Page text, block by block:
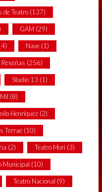
de Teatro(137)
GAM (29)
Nave(1)
Reseñas (256)
Studio 13 (1)
(8)
Henríquez(2)
Terrae(10)
(2) Teatro Mori (3)
Municipal (10)
Teatro Nacional (9)